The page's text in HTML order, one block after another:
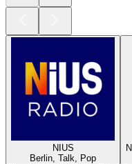
NIUS
Berlin, Talk, Pop